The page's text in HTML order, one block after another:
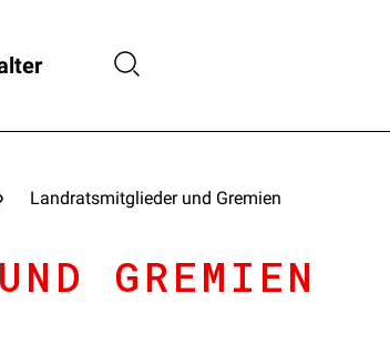
Landratsmitglieder und Gremien
GREMIEN